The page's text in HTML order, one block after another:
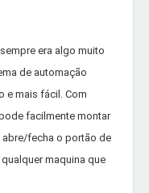
era algo muito
de automação
e mais fácil. Com
facilmente montar
abre/fecha o portão de
maquina que